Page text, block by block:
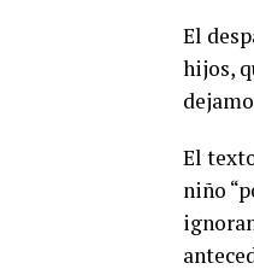
El
hijos,
El
niño